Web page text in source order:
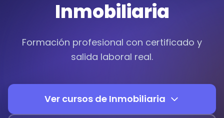
Inmobiliaria
Formación profesional con certificado y
salida laboral real.
Ver cursos de Inmobiliaria